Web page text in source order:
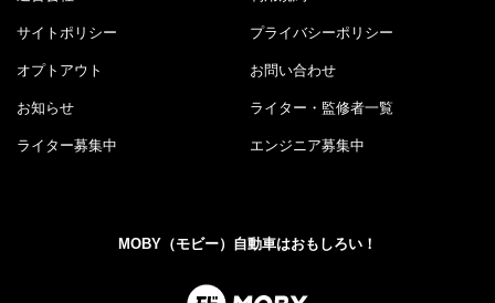
サイトポリシー プライバシーポリシー
オプトアウト お問い合わせ
お知らせ ライター・監修者一覧
ライター募集中 エンジニア募集中
MOBY（モビー）自動車はおもしろい！